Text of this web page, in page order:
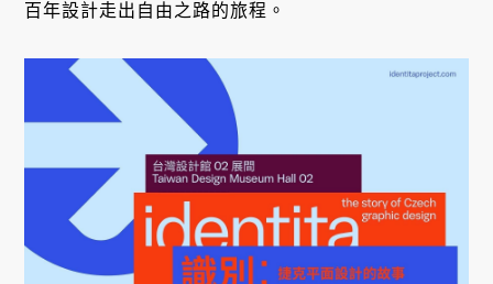
百年設計走出自由之路的旅程。